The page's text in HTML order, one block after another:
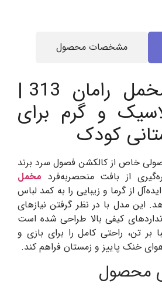
مشخصات محصول
👖 بیلر مخمل رامان 313 |
و گرم برای
کودک
خاص از کالکشن فصول سرد برند
مخمل
از گرما و زیبایی را به کمد لباس
این مدل با در نظر گرفتن نیازهای
کیفی بالا طراحی شده است
تن، راحتی کامل را برای بازی و
خنک پاییز و زمستان فراهم کند.
محصول